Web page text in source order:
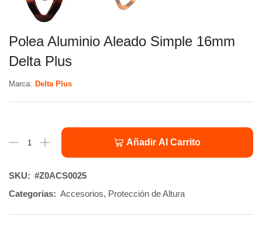
Polea Aluminio Aleado Simple 16mm
Delta Plus
Marca: Delta Plus
Añadir Al Carrito
SKU: #Z0ACS0025
Categorias: Accesorios, Protección de Altura